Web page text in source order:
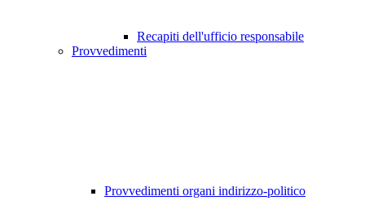
Recapiti dell'ufficio responsabile
Provvedimenti
Provvedimenti organi indirizzo-politico